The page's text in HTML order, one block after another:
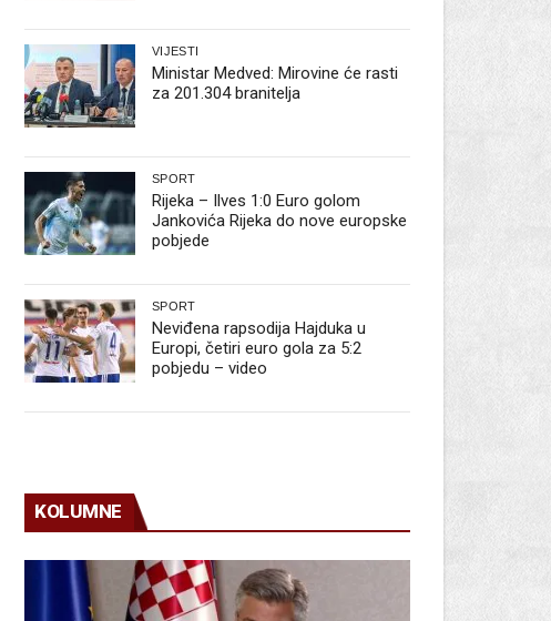
VIJESTI
Ministar Medved: Mirovine će rasti
za 201.304 branitelja
SPORT
Rijeka – Ilves 1:0 Euro golom
Jankovića Rijeka do nove europske
pobjede
SPORT
Neviđena rapsodija Hajduka u
Europi, četiri euro gola za 5:2
pobjedu – video
KOLUMNE